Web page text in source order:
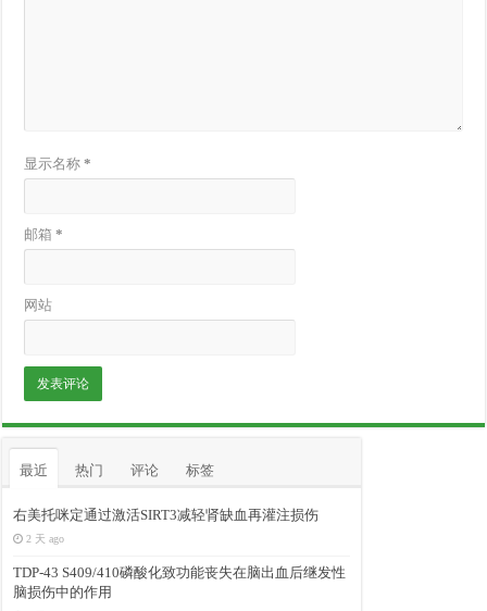
显示名称*
邮箱*
网站
最近 热门 评论 标签
右美托咪定通过激活SIRT3减轻肾缺血再灌注损伤
2 天 ago
TDP-43 S409/410磷酸化致功能丧失在脑出血后继发性
脑损伤中的作用